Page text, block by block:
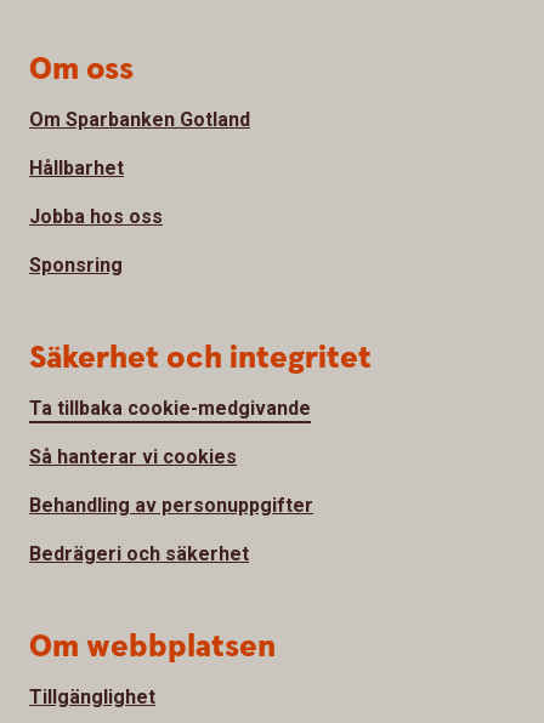
Om oss
Om Sparbanken Gotland
Hållbarhet
Jobba hos oss
Sponsring
Säkerhet och integritet
Ta tillbaka cookie-medgivande
Så hanterar vi cookies
Behandling av personuppgifter
Bedrägeri och säkerhet
Om webbplatsen
Tillgänglighet